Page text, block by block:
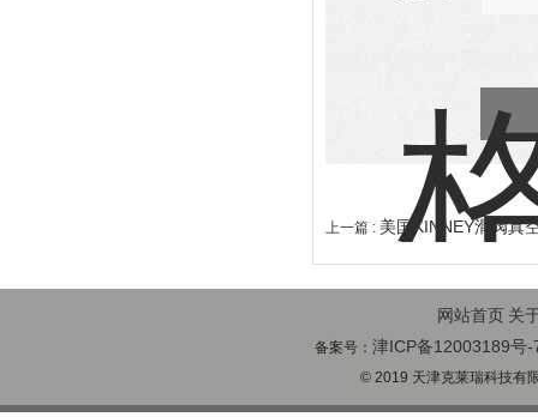
上一篇 : 美国KINNEY滑阀真
网站首页 关
备案号：津ICP备12003189号-
© 2019 天津克莱瑞科技有